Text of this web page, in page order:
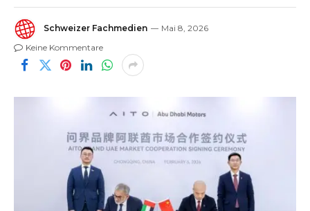
Schweizer Fachmedien
Mai 8, 2026
Keine Kommentare